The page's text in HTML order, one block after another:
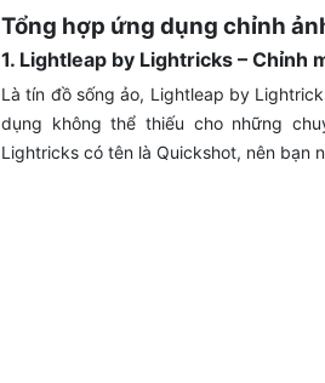
Tổng hợp ứng dụng chỉnh
1. Lightleap by Lightricks – Chỉnh
Là tín đồ sống ảo, Lightleap by
dụng không thể thiếu cho những
Lightricks có tên là Quickshot, nên bạn